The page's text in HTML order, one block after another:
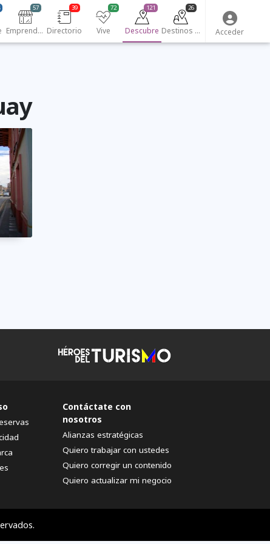
Emprendedores
57
Directorio
39
Vive
72
Descubre
121
Destinos turísticos
26
Acceder
Contáctate con
nosotros
Alianzas estratégicas
Quiero trabajar con ustedes
Quiero corregir un contenido
Quiero actualizar mi negocio